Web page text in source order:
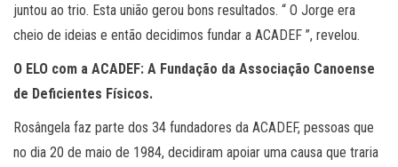
juntou ao trio. Esta união gerou bons resultados. “ O Jorge era
cheio de ideias e então decidimos fundar a ACADEF ”, revelou.
O ELO com a ACADEF: A Fundação da Associação Canoense
de Deficientes Físicos.
Rosângela faz parte dos 34 fundadores da ACADEF, pessoas que
no dia 20 de maio de 1984, decidiram apoiar uma causa que traria